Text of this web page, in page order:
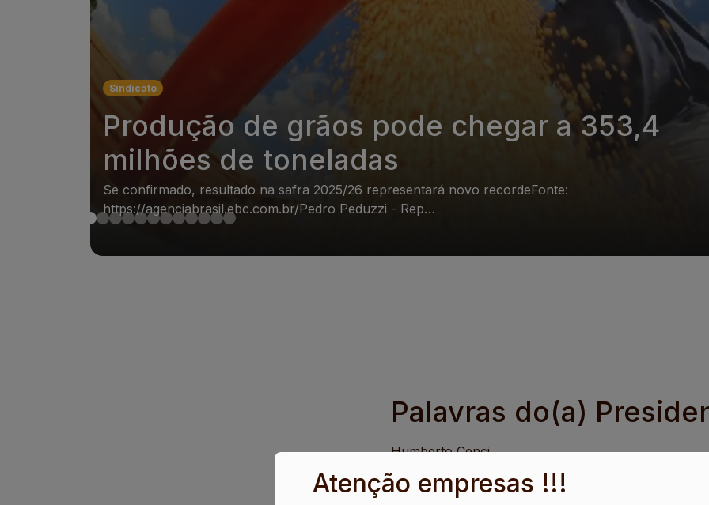
Atenção empresas !!!
Sindicato
Produção de grãos pode chegar a 353,4
milhões de toneladas
Se confirmado, resultado na safra 2025/26 representará novo recordeFonte:
https://agenciabrasil.ebc.com.br/Pedro Peduzzi - Rep…
Palavras do(a)
Humberto Cenci
Prezados membros do setor de grãos do Distrito